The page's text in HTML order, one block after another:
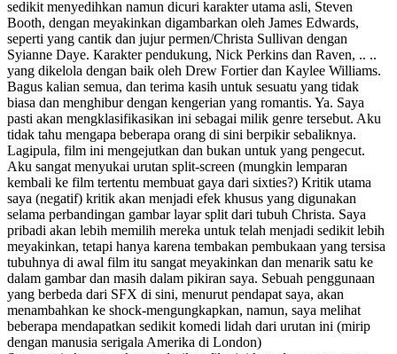
sedikit menyedihkan namun dicuri karakter utama asli, Steven
Booth, dengan meyakinkan digambarkan oleh James Edwards,
seperti yang cantik dan jujur permen/Christa Sullivan dengan
Syianne Daye. Karakter pendukung, Nick Perkins dan Raven, .. ..
yang dikelola dengan baik oleh Drew Fortier dan Kaylee Williams.
Bagus kalian semua, dan terima kasih untuk sesuatu yang tidak
biasa dan menghibur dengan kengerian yang romantis. Ya. Saya
pasti akan mengklasifikasikan ini sebagai milik genre tersebut. Aku
tidak tahu mengapa beberapa orang di sini berpikir sebaliknya.
Lagipula, film ini mengejutkan dan bukan untuk yang pengecut.
Aku sangat menyukai urutan split-screen (mungkin lemparan
kembali ke film tertentu membuat gaya dari sixties?) Kritik utama
saya (negatif) kritik akan menjadi efek khusus yang digunakan
selama perbandingan gambar layar split dari tubuh Christa. Saya
pribadi akan lebih memilih mereka untuk telah menjadi sedikit lebih
meyakinkan, tetapi hanya karena tembakan pembukaan yang tersisa
tubuhnya di awal film itu sangat meyakinkan dan menarik satu ke
dalam gambar dan masih dalam pikiran saya. Sebuah penggunaan
yang berbeda dari SFX di sini, menurut pendapat saya, akan
menambahkan ke shock-mengungkapkan, namun, saya melihat
beberapa mendapatkan sedikit komedi lidah dari urutan ini (mirip
dengan manusia serigala Amerika di London)